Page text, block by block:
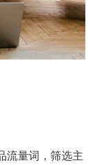
流量词，筛选主